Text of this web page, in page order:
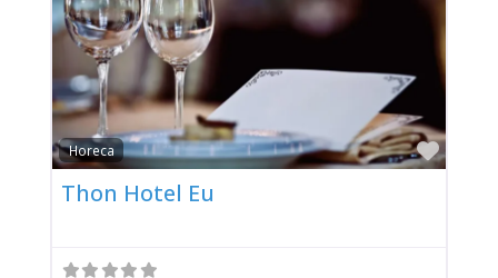
Horeca
Thon Hotel Eu